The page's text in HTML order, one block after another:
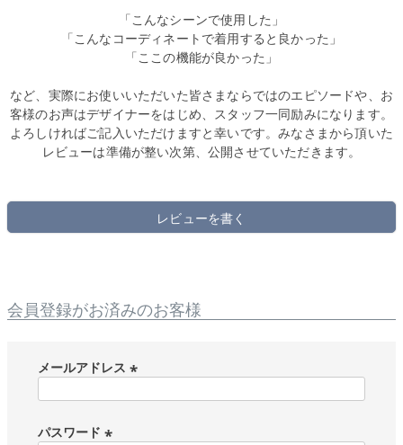
「こんなシーンで使用した」
「こんなコーディネートで着用すると良かった」
「ここの機能が良かった」
など、実際にお使いいただいた皆さまならではのエピソードや、お
客様のお声はデザイナーをはじめ、スタッフ一同励みになります。
よろしければご記入いただけますと幸いです。みなさまから頂いた
レビューは準備が整い次第、公開させていただきます。
レビューを書く
会員登録がお済みのお客様
メールアドレス
パスワード